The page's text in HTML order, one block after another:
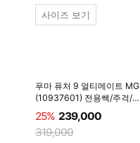
사이즈 보기
푸마 퓨처 9 얼티메이트 MG
(10937601) 전용쌕/주걱/
양말 #
25% 239,000
319,000